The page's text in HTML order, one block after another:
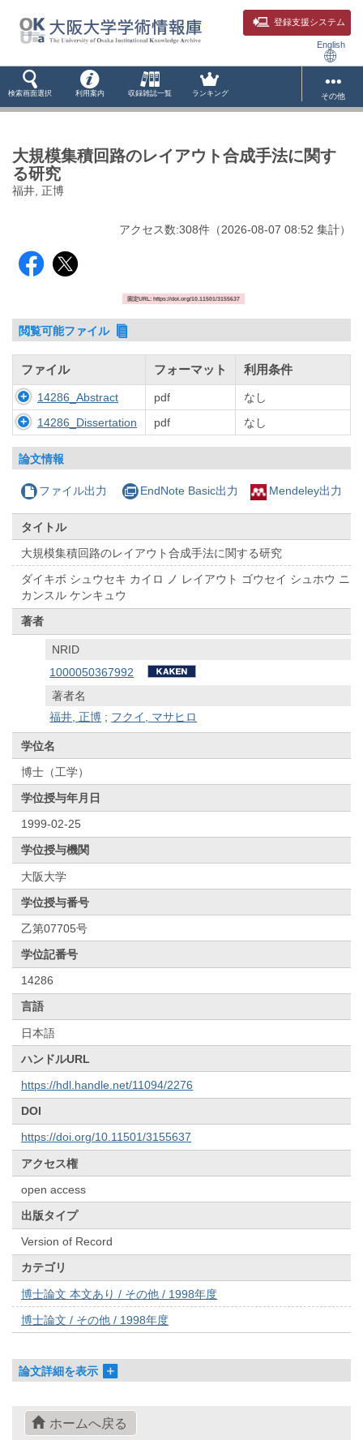
登録支援システム
English
検索画面選択 利用案内 収録雑誌一覧 ランキング その他
大規模集積回路のレイアウト合成手法に関す
る研究
福井, 正博
アクセス数:308件 （2026-08-07 08:52 集計）
固定URL: https://doi.org/10.11501/3155637
閲覧可能ファイル
ファイル フォーマット 利用条件
14286_Abstract pdf
なし
14286_Dissertation
pdf なし
論文情報
ファイル出力 EndNote Basic出力 Mendeley出力
タイトル
大規模集積回路のレイアウト合成手法に関する研究
ダイキボ シュウセキ カイロ ノ レイアウト ゴウセイ シュホウ ニ
カンスル ケンキュウ
著者
NRID
1000050367992
著者名
福井, 正博 ; フクイ, マサヒロ
学位名
博士（工学）
学位授与年月日
1999-02-25
学位授与機関
大阪大学
学位授与番号
乙第07705号
学位記番号
14286
言語
日本語
ハンドルURL
https://hdl.handle.net/11094/2276
DOI
https://doi.org/10.11501/3155637
アクセス権
open access
出版タイプ
Version of Record
カテゴリ
博士論文 本文あり / その他 / 1998年度
博士論文 / その他 / 1998年度
論文詳細を表示
ホームへ戻る